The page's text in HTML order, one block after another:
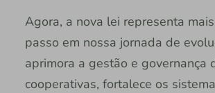
Agora, a nova lei representa
passo em nossa jornada de
aprimora a gestão e governança
cooperativas, fortalece os